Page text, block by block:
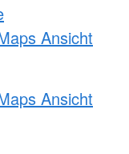
Ansicht
Ansicht